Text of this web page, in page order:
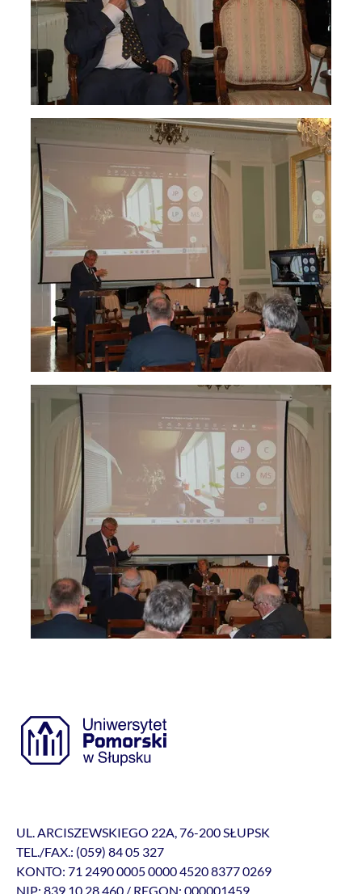
UL. ARCISZEWSKIEGO 22A, 76-200 SŁUPSK
TEL./FAX.: (059) 84 05 327
KONTO: 71 2490 0005 0000 4520 8377 0269
NIP: 839 10 28 460 / REGON: 000001459